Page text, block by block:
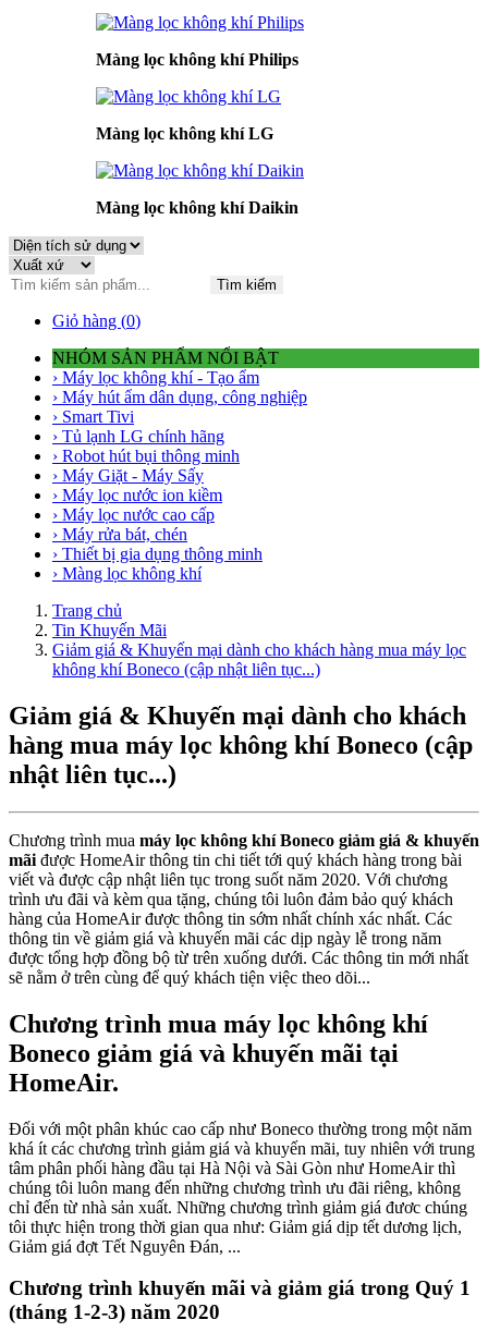
Màng lọc không khí Philips
Màng lọc không khí LG
Màng lọc không khí Daikin
Tìm kiếm
Giỏ hàng (0)
NHÓM SẢN PHẨM NỔI BẬT
› Máy lọc không khí - Tạo ẩm
› Máy hút ẩm dân dụng, công nghiệp
› Smart Tivi
› Tủ lạnh LG chính hãng
› Robot hút bụi thông minh
› Máy Giặt - Máy Sấy
› Máy lọc nước ion kiềm
› Máy lọc nước cao cấp
› Máy rửa bát, chén
› Thiết bị gia dụng thông minh
› Màng lọc không khí
Trang chủ
Tin Khuyến Mãi
Giảm giá & Khuyến mại dành cho khách hàng mua máy lọc
không khí Boneco (cập nhật liên tục...)
Giảm giá & Khuyến mại dành cho khách
hàng mua máy lọc không khí Boneco (cập
nhật liên tục...)
Chương trình mua máy lọc không khí Boneco giảm giá & khuyến
mãi được HomeAir thông tin chi tiết tới quý khách hàng trong bài
viết và được cập nhật liên tục trong suốt năm 2020. Với chương
trình ưu đãi và kèm qua tặng, chúng tôi luôn đảm bảo quý khách
hàng của HomeAir được thông tin sớm nhất chính xác nhất. Các
thông tin về giảm giá và khuyến mãi các dịp ngày lễ trong năm
được tổng hợp đồng bộ từ trên xuống dưới. Các thông tin mới nhất
sẽ nằm ở trên cùng để quý khách tiện việc theo dõi...
Chương trình mua máy lọc không khí
Boneco giảm giá và khuyến mãi tại
HomeAir.
Đối với một phân khúc cao cấp như Boneco thường trong một năm
khá ít các chương trình giảm giá và khuyến mãi, tuy nhiên với trung
tâm phân phối hàng đầu tại Hà Nội và Sài Gòn như HomeAir thì
chúng tôi luôn mang đến những chương trình ưu đãi riêng, không
chỉ đến từ nhà sản xuất. Những chương trình giảm giá đươc chúng
tôi thực hiện trong thời gian qua như: Giảm giá dịp tết dương lịch,
Giảm giá đợt Tết Nguyên Đán, ...
Chương trình khuyến mãi và giảm giá trong Quý 1
(tháng 1-2-3) năm 2020